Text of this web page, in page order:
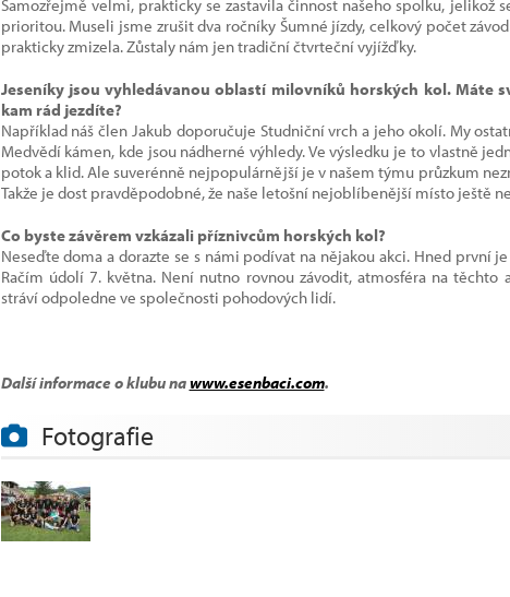
Samozřejmě velmi, prakticky se zastavila činnost našeho spolku, jelikož
prioritou. Museli jsme zrušit dva ročníky Šumné jízdy, celkový počet
prakticky zmizela. Zůstaly nám jen tradiční čtvrteční vyjížďky.
Jeseníky jsou vyhledávanou oblastí milovníků horských kol. Máte
kam rád jezdíte?
Například náš člen Jakub doporučuje Studniční vrch a jeho okolí. My
Medvědí kámen, kde jsou nádherné výhledy. Ve výsledku je to vlastně
potok a klid. Ale suverénně nejpopulárnější je v našem týmu průzkum
Takže je dost pravděpodobné, že naše letošní nejoblíbenější místo ještě
Co byste závěrem vzkázali příznivcům horských kol?
Neseďte doma a dorazte se s námi podívat na nějakou akci. Hned první
Račím údolí 7. května. Není nutno rovnou závodit, atmosféra na
stráví odpoledne ve společnosti pohodových lidí.
Další informace o klubu nawww.esenbaci.com.
Fotografie